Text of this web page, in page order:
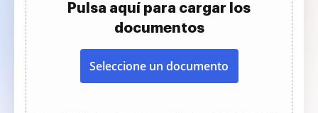
Pulsa aquí para cargar los
documentos
Seleccione un documento